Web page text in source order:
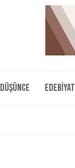
Düşünce Edebiyat